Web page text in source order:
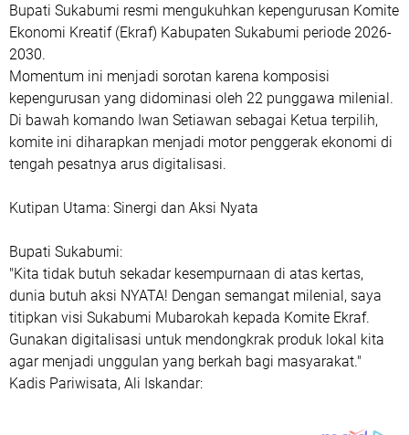
Bupati Sukabumi resmi mengukuhkan kepengurusan Komite
Ekonomi Kreatif (Ekraf) Kabupaten Sukabumi periode 2026-
2030.
​Momentum ini menjadi sorotan karena komposisi
kepengurusan yang didominasi oleh 22 punggawa milenial.
Di bawah komando Iwan Setiawan sebagai Ketua terpilih,
komite ini diharapkan menjadi motor penggerak ekonomi di
tengah pesatnya arus digitalisasi.
​Kutipan Utama: Sinergi dan Aksi Nyata
​Bupati Sukabumi:
​"Kita tidak butuh sekadar kesempurnaan di atas kertas,
dunia butuh aksi NYATA! Dengan semangat milenial, saya
titipkan visi Sukabumi Mubarokah kepada Komite Ekraf.
Gunakan digitalisasi untuk mendongkrak produk lokal kita
agar menjadi unggulan yang berkah bagi masyarakat."
​Kadis Pariwisata, Ali Iskandar: